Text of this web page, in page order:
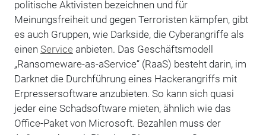
politische Aktivisten bezeichnen und für
Meinungsfreiheit und gegen Terroristen kämpfen, gibt
es auch Gruppen, wie Darkside, die Cyberangriffe als
einen Service anbieten. Das Geschäftsmodell
„Ransomeware-as-aService“ (RaaS) besteht darin, im
Darknet die Durchführung eines Hackerangriffs mit
Erpressersoftware anzubieten. So kann sich quasi
jeder eine Schadsoftware mieten, ähnlich wie das
Office-Paket von Microsoft. Bezahlen muss der